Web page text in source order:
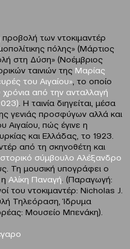
των ντοκιμαντέρ
πόλης» (Μάρτιος
στη Δύση» (Νοέμβριος
ταινιών της Μαρίας
του Αιγαίου» , το οποίο
από την ανταλλαγή
. Η ταινία διηγείται, μέσα
γενιάς προσφύγων αλλά και
Αιγαίου, πώς έγινε η
και Ελλάδας, το 1923.
από τη σκηνοθέτη και
σύμβουλο Αλέξανδρο
Τη μουσική υπογράφει ο
Αλίκη Παναγή . (Παραγωγή:
του ντοκιμαντέρ: Nicholas J.
Τηλεόραση, Ίδρυμα
Μουσείο Μπενάκη).